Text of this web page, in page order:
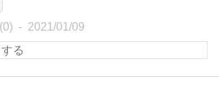
2021/01/09